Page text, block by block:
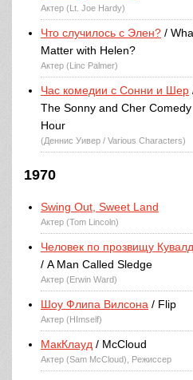
Актер (Lt. Joe Hardy)
Что случилось с Элен? /
Matter with Helen?
Актер (Linc Palmer)
Час комедии с Сонни и Шер
The Sonny and Cher Comedy
Hour
(Деннис Уивер / Various Characters)
1970
Swing Out, Sweet Land
Актер (Tom Lincoln)
Человек по прозвищу
/ A Man Called Sledge
Актер (Erwin Ward)
Шоу Флипа Вилсона / Flip
Актер (HImself)
МакКлауд / McCloud
Актер (Sam McCloud), Режиссер